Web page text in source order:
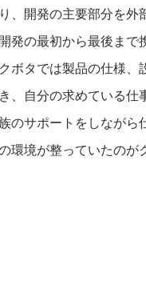
、開発の主要部分を
発の最初から最後まで
ボタでは製品の仕様、
、自分の求めている
のサポートをしながら
環境が整っていたのが